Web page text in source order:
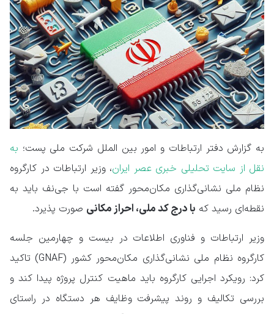
به گزارش دفتر ارتباطات و امور بین الملل شرکت ملی پست؛ به
نقل از سایت تحلیلی خبری عصر ایران،وزیر ارتباطات در کارگروه
نظام ملی نشانی‌گذاری مکان‌محور گفته است با جی‌‌نف باید به
نقطه‌ای رسید که با درج کد ملی، احراز مکانی صورت پذیرد.
وزیر ارتباطات و فناوری اطلاعات در بیست و چهارمین جلسه
کارگروه نظام ملی نشانی‌گذاری مکان‌محور کشور (GNAF) تاکید
کرد: ️رویکرد اجرایی کارگروه باید ماهیت کنترل پروژه پیدا کند و
بررسی تکالیف و روند پیشرفت وظایف هر دستگاه در راستای